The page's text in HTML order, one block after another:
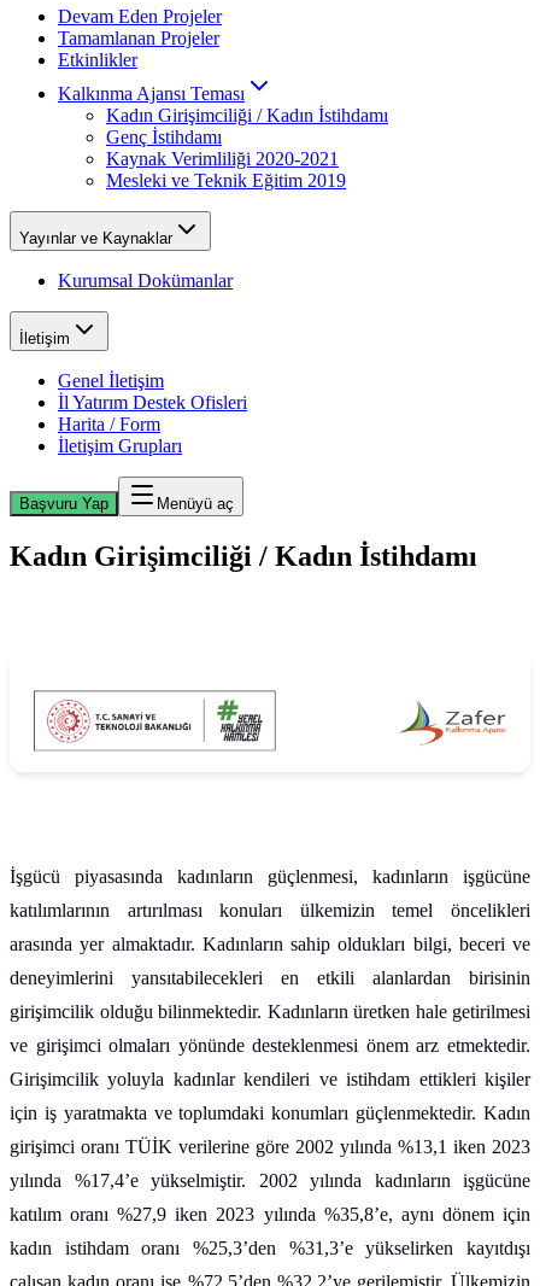
Devam Eden Projeler
Tamamlanan Projeler
Etkinlikler
Kalkınma Ajansı Teması
Kadın Girişimciliği / Kadın İstihdamı
Genç İstihdamı
Kaynak Verimliliği 2020-2021
Mesleki ve Teknik Eğitim 2019
Yayınlar ve Kaynaklar
Kurumsal Dokümanlar
İletişim
Genel İletişim
İl Yatırım Destek Ofisleri
Harita / Form
İletişim Grupları
Başvuru Yap Menüyü aç
Kadın Girişimciliği / Kadın İstihdamı
İşgücü piyasasında kadınların güçlenmesi, kadınların işgücüne
katılımlarının artırılması konuları ülkemizin temel öncelikleri
arasında yer almaktadır. Kadınların sahip oldukları bilgi, beceri ve
deneyimlerini yansıtabilecekleri en etkili alanlardan birisinin
girişimcilik olduğu bilinmektedir. Kadınların üretken hale getirilmesi
ve girişimci olmaları yönünde desteklenmesi önem arz etmektedir.
Girişimcilik yoluyla kadınlar kendileri ve istihdam ettikleri kişiler
için iş yaratmakta ve toplumdaki konumları güçlenmektedir. Kadın
girişimci oranı TÜİK verilerine göre 2002 yılında %13,1 iken 2023
yılında %17,4’e yükselmiştir. 2002 yılında kadınların işgücüne
katılım oranı %27,9 iken 2023 yılında %35,8’e, aynı dönem için
kadın istihdam oranı %25,3’den %31,3’e yükselirken kayıtdışı
çalışan kadın oranı ise %72,5’den %32,2’ye gerilemiştir. Ülkemizin